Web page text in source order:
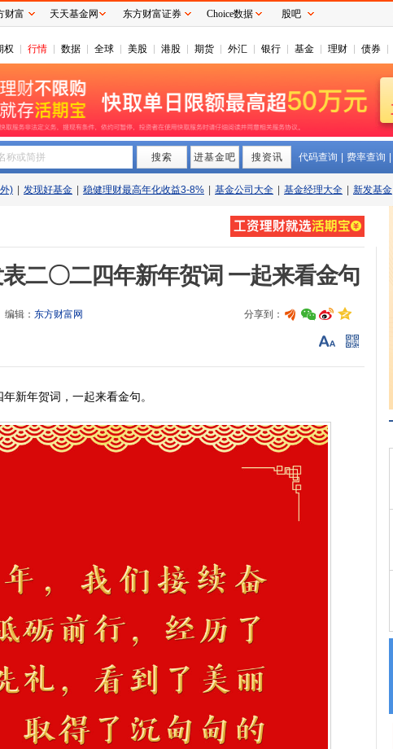
权 行情 数据 全球 美股 港股 期货 外汇 银行 基金 理财 债券
称或简拼 搜索 进基金吧 搜资讯 代码查询 费率查询
) 发现好基金 稳健理财最高年化收益3-8% 基金公司大全 基金经理大全 新发基金
二〇二四年新年贺词 一起来看金句
编辑： 东方财富网 分享到：
年贺词，一起来看金句。
财富 天天基金网 东方财富证券 Choice数据 股吧